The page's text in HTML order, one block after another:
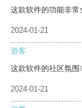
这款软件的功能非常
2024-01-21
游客
这款软件的社区氛围
2024-01-21